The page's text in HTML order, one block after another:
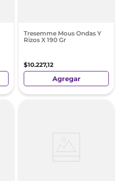
Tresemme Mous Ondas Y
Rizos X 190 Gr
$10.227,12
Agregar